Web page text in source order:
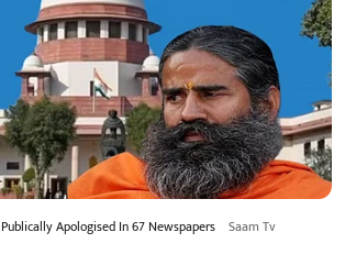
Apologised In 67 Newspapers Saam Tv